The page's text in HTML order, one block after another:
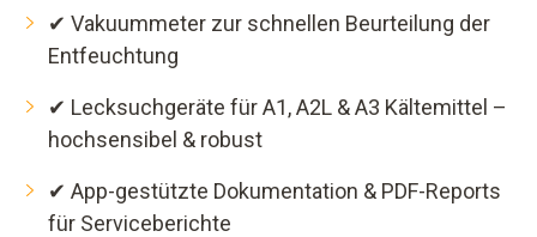
✔ Vakuummeter zur schnellen Beurteilung der
Entfeuchtung
✔ Lecksuchgeräte für A1, A2L & A3 Kältemittel –
hochsensibel & robust
✔ App-gestützte Dokumentation & PDF-Reports
für Serviceberichte